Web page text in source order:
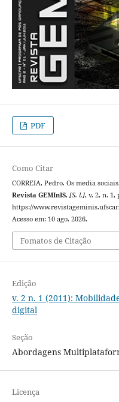
PDF
Como Citar
CORREIA, Pedro. Os media
Revista GEMInIS, [S. l.], v. 2, n. 1,
https://
Acesso em: 10 ago. 2026.
Fomatos de Citação
Edição
v. 2 n. 1 (2011):
digital
Seção
Abordagens
Licença